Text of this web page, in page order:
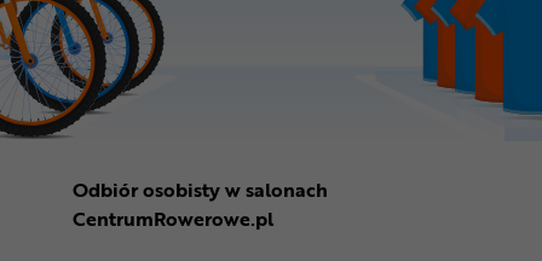
Odbiór osobisty w salonach
CentrumRowerowe.pl